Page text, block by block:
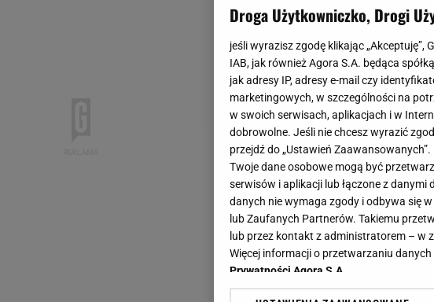
Droga Użytkowniczko, Drogi
jeśli wyrazisz zgodę klikając
IAB, jak również Agora S.A. będąca
jak adresy IP, adresy e-mail czy
marketingowych, w szczególności na
w swoich serwisach, aplikacjach i w
dobrowolne. Jeśli nie chcesz wyrazić
przejdź do „Ustawień Zaawansowanych”.
Twoje dane osobowe mogą być
serwisów i aplikacji lub łączone z
danych nie wymaga zgody i odbywa się
lub Zaufanych Partnerów. Takiemu
lub przez kontakt z administratorem – w
Więcej informacji o przetwarzaniu
Prywatności Agora S.A.